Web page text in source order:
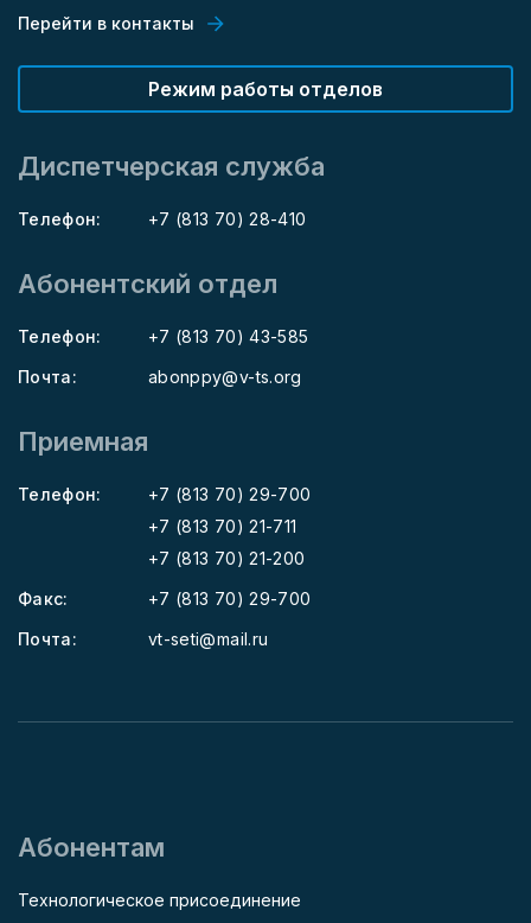
Перейти в контакты
Режим работы отделов
Диспетчерская служба
Телефон: +7 (813 70) 28-410
Абонентский отдел
Телефон:
+7 (813 70) 43-585
Почта:
abonppy@v-ts.org
Приемная
Телефон:
+7 (813 70) 29-700
+7 (813 70) 21-711
+7 (813 70) 21-200
Факс:
+7 (813 70) 29-700
Почта:
vt-seti@mail.ru
Абонентам
Технологическое присоединение